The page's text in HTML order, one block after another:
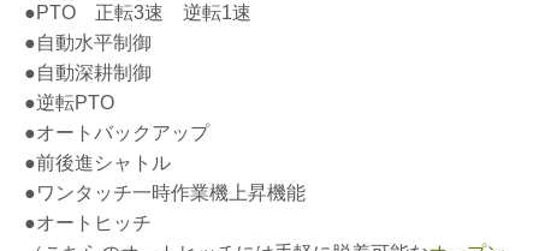
●PTO 正転3速 逆転1速
●自動水平制御
●自動深耕制御
●逆転PTO
●オートバックアップ
●前後進シャトル
●ワンタッチ一時作業機上昇機能
●オートヒッチ